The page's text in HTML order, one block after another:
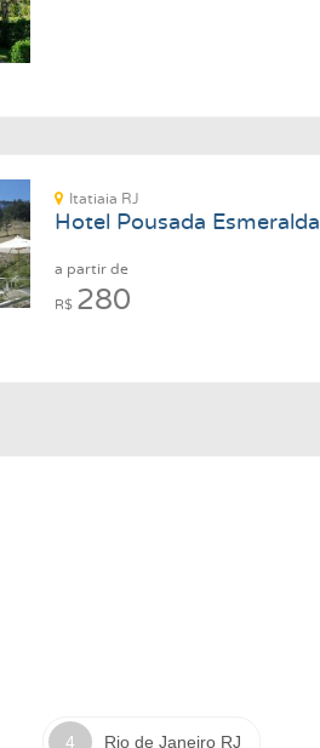
Itatiaia RJ
Hotel Pousada Esmeralda
a partir de
R$ 280
Rio de Janeiro RJ